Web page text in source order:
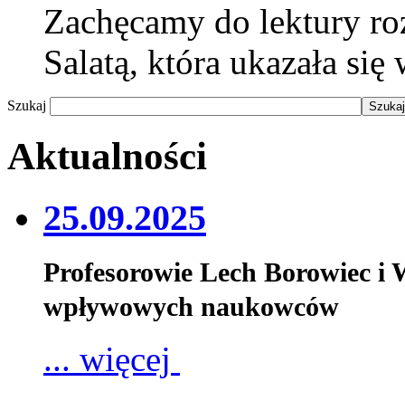
Zachęcamy do lektury
Salatą, która ukazała
Szukaj
Aktualności
25.09.2025
Profesorowie Lech Borowiec i
wpływowych naukowców
... więcej